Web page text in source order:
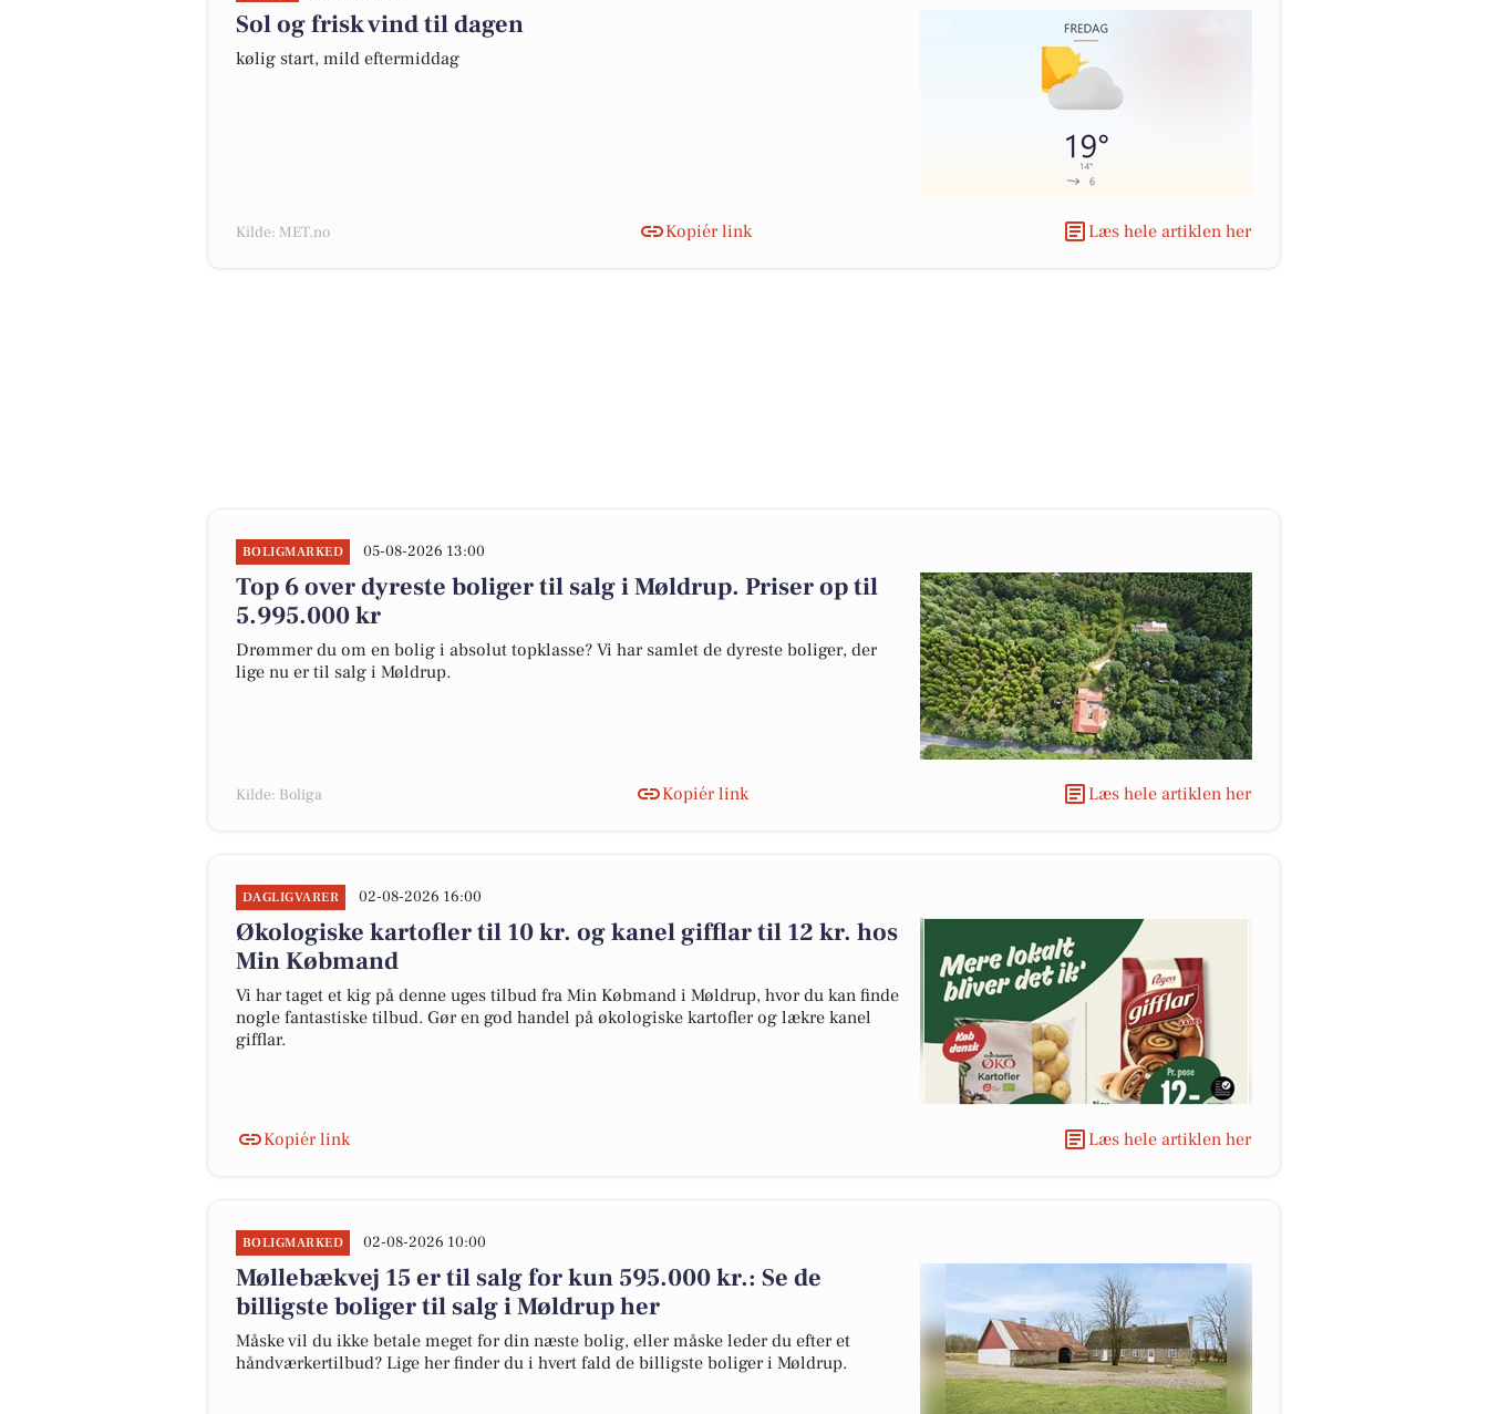
Sol og frisk vind til dagen
kølig start, mild eftermiddag
Kilde: MET.no Kopiér link Læs hele artiklen her
BOLIGMARKED 05-08-2026 13:00
Top 6 over dyreste boliger til salg i Møldrup. Priser op til
5.995.000 kr
Drømmer du om en bolig i absolut topklasse? Vi har samlet de dyreste boliger, der
lige nu er til salg i Møldrup.
Kilde: Boliga Kopiér link Læs hele artiklen her
DAGLIGVARER 02-08-2026 16:00
Økologiske kartofler til 10 kr. og kanel gifflar til 12 kr. hos
Min Købmand
Vi har taget et kig på denne uges tilbud fra Min Købmand i Møldrup, hvor du kan finde
nogle fantastiske tilbud. Gør en god handel på økologiske kartofler og lækre kanel
gifflar.
Kopiér link Læs hele artiklen her
BOLIGMARKED 02-08-2026 10:00
Møllebækvej 15 er til salg for kun 595.000 kr.: Se de
billigste boliger til salg i Møldrup her
Måske vil du ikke betale meget for din næste bolig, eller måske leder du efter et
håndværkertilbud? Lige her finder du i hvert fald de billigste boliger i Møldrup.